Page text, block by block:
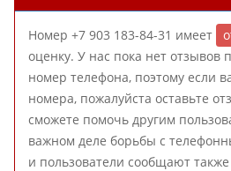
Номер +7 903 183-84-31 имеет
оценку. У нас пока нет отзывов
номер телефона, поэтому если
номера, пожалуйста оставьте
сможете помочь другим
важном деле борьбы с
и пользователи сообщают